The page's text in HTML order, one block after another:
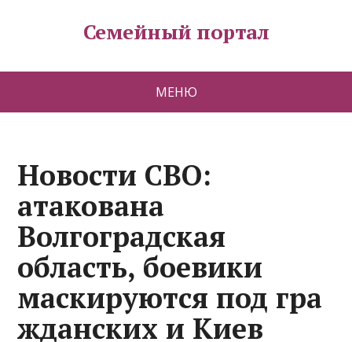
Семейный портал
МЕНЮ
Новости СВО:
атакована
Волгоградская
область, боевики
маскируются под гра
жданских и Киев